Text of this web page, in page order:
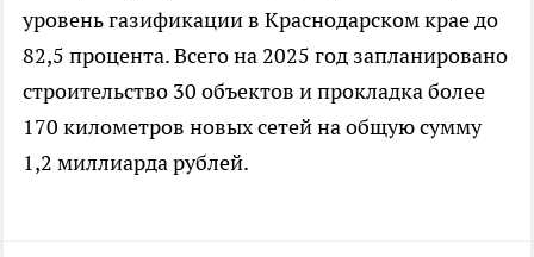
уровень газификации в Краснодарском крае до
82,5 процента. Всего на 2025 год запланировано
строительство 30 объектов и прокладка более
170 километров новых сетей на общую сумму
1,2 миллиарда рублей.